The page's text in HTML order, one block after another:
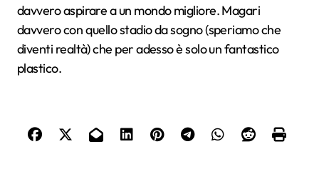
davvero aspirare a un mondo migliore. Magari
davvero con quello stadio da sogno (speriamo che
diventi realtà) che per adesso è solo un fantastico
plastico.